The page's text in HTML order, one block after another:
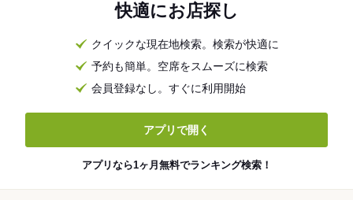
快適にお店探し
クイックな現在地検索。検索が快適に
予約も簡単。空席をスムーズに検索
会員登録なし。すぐに利用開始
アプリで開く
アプリなら1ヶ月無料でランキング検索！